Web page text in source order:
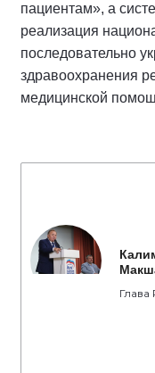
пациентам», а
реализация
последовательно
здравоохранения
медицинской